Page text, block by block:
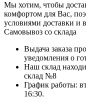
Мы хотим, чтобы
комфортом для Вас,
условиями доставки и
Самовывоз со склада
Выдача заказа
уведомления о
Наш склад
склад №8
График работы:
16:30.